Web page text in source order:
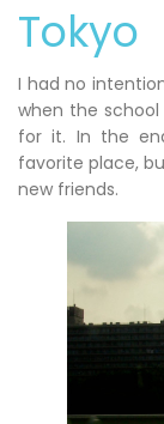
Tokyo
I had no
when the
for it. In the
favorite place,
new friends.